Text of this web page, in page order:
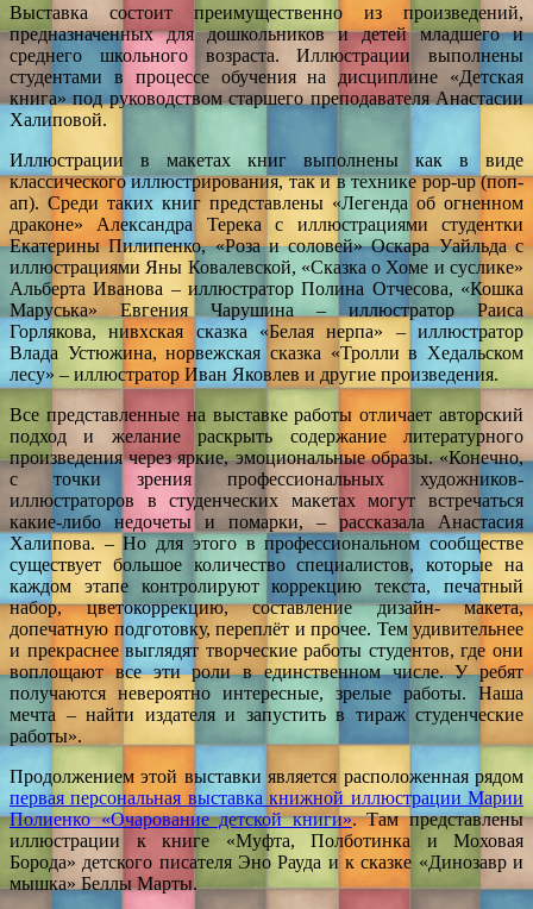
Выставка состоит преимущественно из произведений,
предназначенных для дошкольников и детей младшего и
среднего школьного возраста. Иллюстрации выполнены
студентами в процессе обучения на дисциплине «Детская
книга» под руководством старшего преподавателя Анастасии
Халиповой.
Иллюстрации в макетах книг выполнены как в виде
классического иллюстрирования, так и в технике pop-up (поп-
ап). Среди таких книг представлены «Легенда об огненном
драконе» Александра Терека с иллюстрациями студентки
Екатерины Пилипенко, «Роза и соловей» Оскара Уайльда с
иллюстрациями Яны Ковалевской, «Сказка о Хоме и суслике»
Альберта Иванова – иллюстратор Полина Отчесова, «Кошка
Маруська» Евгения Чарушина – иллюстратор Раиса
Горлякова, нивхская сказка «Белая нерпа» – иллюстратор
Влада Устюжина, норвежская сказка «Тролли в Хедальском
лесу» – иллюстратор Иван Яковлев и другие произведения.
Все представленные на выставке работы отличает авторский
подход и желание раскрыть содержание литературного
произведения через яркие, эмоциональные образы. «Конечно,
с точки зрения профессиональных художников-
иллюстраторов в студенческих макетах могут встречаться
какие-либо недочеты и помарки, – рассказала Анастасия
Халипова. – Но для этого в профессиональном сообществе
существует большое количество специалистов, которые на
каждом этапе контролируют коррекцию текста, печатный
набор, цветокоррекцию, составление дизайн- макета,
допечатную подготовку, переплёт и прочее. Тем удивительнее
и прекраснее выглядят творческие работы студентов, где они
воплощают все эти роли в единственном числе. У ребят
получаются невероятно интересные, зрелые работы. Наша
мечта – найти издателя и запустить в тираж студенческие
работы».
Продолжением этой выставки является расположенная рядом
первая персональная выставка книжной иллюстрации Марии
Полиенко «Очарование детской книги». Там представлены
иллюстрации к книге «Муфта, Полботинка и Моховая
Борода» детского писателя Эно Рауда и к сказке «Динозавр и
мышка» Беллы Марты.